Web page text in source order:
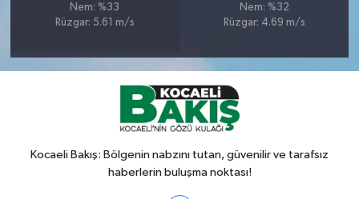
Nem: %33
Rüzgar: 5.61 m/s
Nem: %32
Rüzgar: 4.69 m/s
Kocaeli Bakış: Bölgenin nabzını tutan, güvenilir ve tarafsız
haberlerin buluşma noktası!